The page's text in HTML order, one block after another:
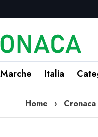
Marche Italia
Home › Cronaca